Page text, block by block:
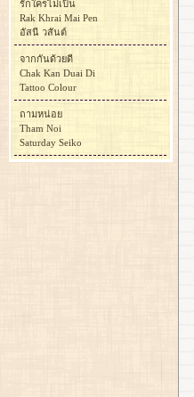
รักใครไม่เป็น
Rak Khrai Mai Pen
อัสนี วสันต์
จากกันด้วยดี
Chak Kan Duai Di
Tattoo Colour
ถามหน่อย
Tham Noi
Saturday Seiko